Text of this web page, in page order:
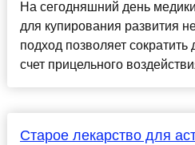
На сегодняшний день
для купирования развития
подход позволяет сократить
счет прицельного
Старое лекарство для